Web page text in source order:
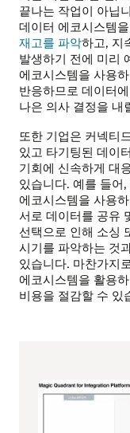
끝나는 작업이 아닙
데이터 에코시스템
재고를 파악하고, 지
발생하기 전에 미리
에코시스템을 사용
반응하므로 데이터
나은 의사 결정을 내
또한 기업은 커넥티
있고 타기팅된 데이
기회에 신속하게 대
있습니다. 예를 들어
에코시스템을 사용
서로 데이터를 공유
선택으로 인해 소싱
시기를 파악하는 것
있습니다. 마찬가지
에코시스템을 활용
비용을 절감할 수 있